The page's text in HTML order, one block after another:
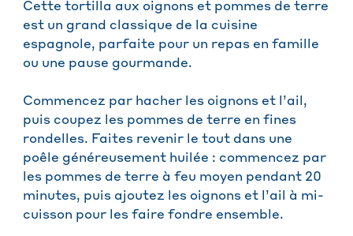
Cette tortilla aux oignons et pommes de terre
est un grand classique de la cuisine
espagnole, parfaite pour un repas en famille
ou une pause gourmande.
Commencez par hacher les oignons et l’ail,
puis coupez les pommes de terre en fines
rondelles. Faites revenir le tout dans une
poêle généreusement huilée : commencez par
les pommes de terre à feu moyen pendant 20
minutes, puis ajoutez les oignons et l’ail à mi-
cuisson pour les faire fondre ensemble.